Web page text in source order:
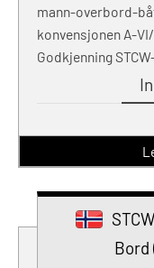
mann-overbord-
konvensjonen A-
Godkjenning
Bord